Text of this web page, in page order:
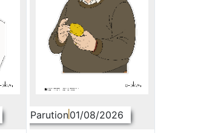
Parution01/08/2026